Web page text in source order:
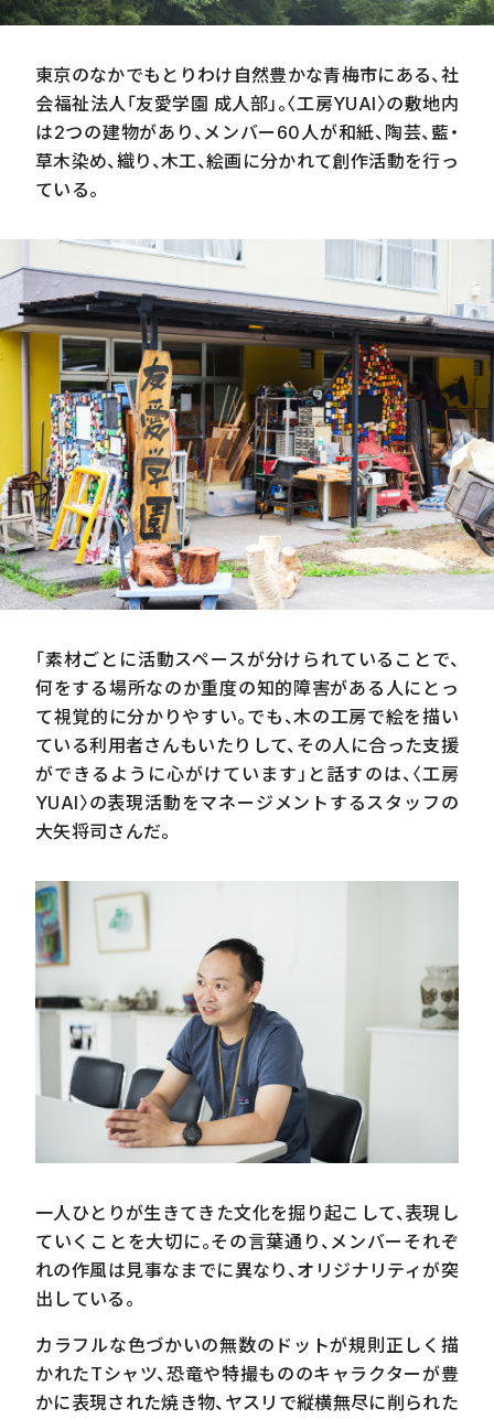
東京のなかでもとりわけ自然豊かな青梅市にある、社
会福祉法人「友愛学園 成人部」。〈工房YUAI〉の敷地内
は2つの建物があり、メンバー 60 人が和紙、陶芸、藍・
草木染め、織り、木工、絵画に分かれて創作活動を行っ
ている。
「素材ごとに活動スペースが分けられていることで、
何をする場所なのか重度の知的障害がある人にとっ
て視覚的に分かりやすい。でも、木の工房で絵を描い
ている利用者さんもいたりして、その人に合った支援
ができるように心がけています」と話すのは、〈工房
YUAI〉の表現活動をマネージメントするスタッフの
大矢将司さんだ。
一人ひとりが生きてきた文化を掘り起こして、表現し
ていくことを大切に。その言葉通り、メンバーそれぞ
れの作風は見事なまでに異なり、オリジナリティが突
出している。
カラフルな色づかいの無数のドットが規則正しく描
かれたTシャツ、恐竜や特撮もののキャラクターが豊
かに表現された焼き物、ヤスリで縦横無尽に削られた